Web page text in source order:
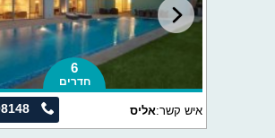
6
חדרים
איש קשר:אליס